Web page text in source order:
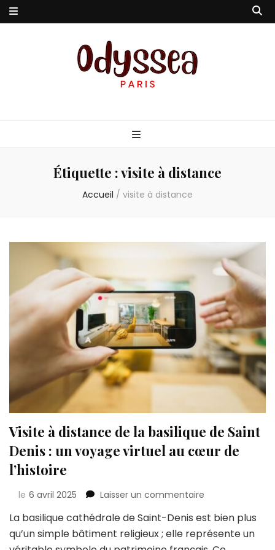
Étiquette :visite à distance
Accueil / visite à distance
Visite à distance de la basilique de Saint
Denis : un voyage virtuel au cœur de
l’histoire
le 6 avril 2025 Laisser un commentaire
à
distance
de
La basilique cathédrale de Saint-Denis est bien plus
qu’un simple bâtiment religieux ; elle représente un